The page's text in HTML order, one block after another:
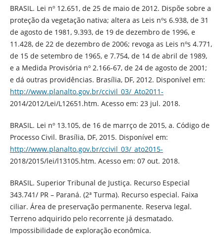
BRASIL. Lei nº 12.651, de 25 de maio de 2012. Dispõe sobre a
proteção da vegetação nativa; altera as Leis nºs 6.938, de 31
de agosto de 1981, 9.393, de 19 de dezembro de 1996, e
11.428, de 22 de dezembro de 2006; revoga as Leis nºs 4.771,
de 15 de setembro de 1965, e 7.754, de 14 de abril de 1989,
e a Medida Provisória nº 2.166-67, de 24 de agosto de 2001;
e dá outras providências. Brasília, DF, 2012. Disponível em:
http://www.planalto.gov.br/ccivil_03/_Ato2011-
2014/2012/Lei/L12651.htm. Acesso em: 23 jul. 2018.
BRASIL. Lei nº 13.105, de 16 de marrço de 2015, a. Código de
Processo Civil. Brasília, DF, 2015. Disponível em:
http://www.planalto.gov.br/ccivil_03/_ato2015-
2018/2015/lei/l13105.htm. Acesso em: 07 out. 2018.
BRASIL. Superior Tribunal de Justiça. Recurso Especial
343.741/ PR – Paraná. (2ª Turma). Recurso especial. Faixa
ciliar. Área de preservação permanente. Reserva legal.
Terreno adquirido pelo recorrente já desmatado.
Impossibilidade de exploração econômica.